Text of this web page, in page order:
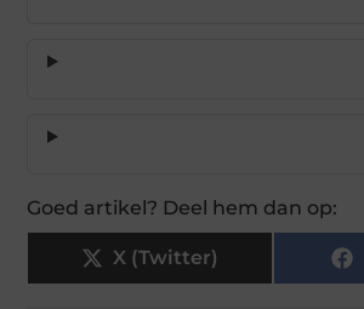
Goed artikel? Deel hem dan op:
X (Twitter)